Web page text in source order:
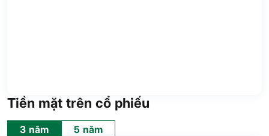
Tiền mặt trên cổ phiếu
3 năm 5 năm